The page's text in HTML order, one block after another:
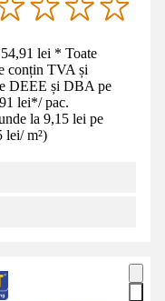
lei * Toate
conțin TVA și
DEEE și DBA pe
lei*/ pac.
la 9,15 lei pe
lei/ m²)